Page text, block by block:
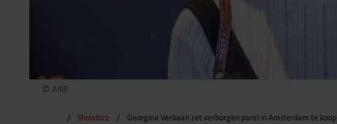
© ANP
Showbizz Georgina Verbaan zet verborgen parel in Amsterdam te koop